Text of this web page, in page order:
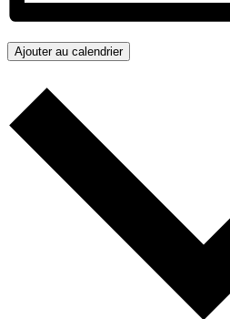
Ajouter au calendrier